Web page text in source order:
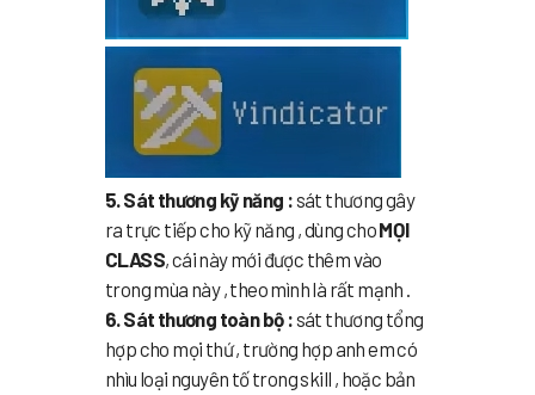
5. Sát thương kỹ năng :sát thương gây
ra trực tiếp cho kỹ năng , dùng choMỌI
CLASS, cái này mới được thêm vào
trong mùa này , theo mình là rất mạnh .
6. Sát thương toàn bộ :sát thương tổng
hợp cho mọi thứ , trường hợp anh em có
nhìu loại nguyên tố trong skill , hoặc bản